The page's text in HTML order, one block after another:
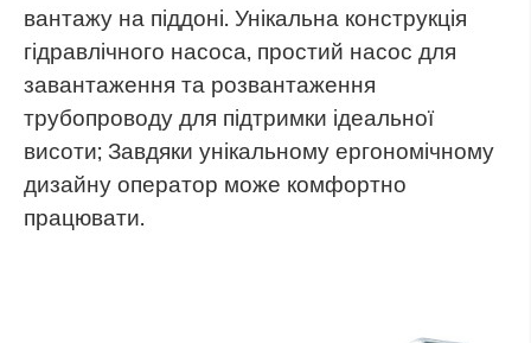
вантажу на піддоні. Унікальна конструкція
гідравлічного насоса, простий насос для
завантаження та розвантаження
трубопроводу для підтримки ідеальної
висоти; Завдяки унікальному ергономічному
дизайну оператор може комфортно
працювати.